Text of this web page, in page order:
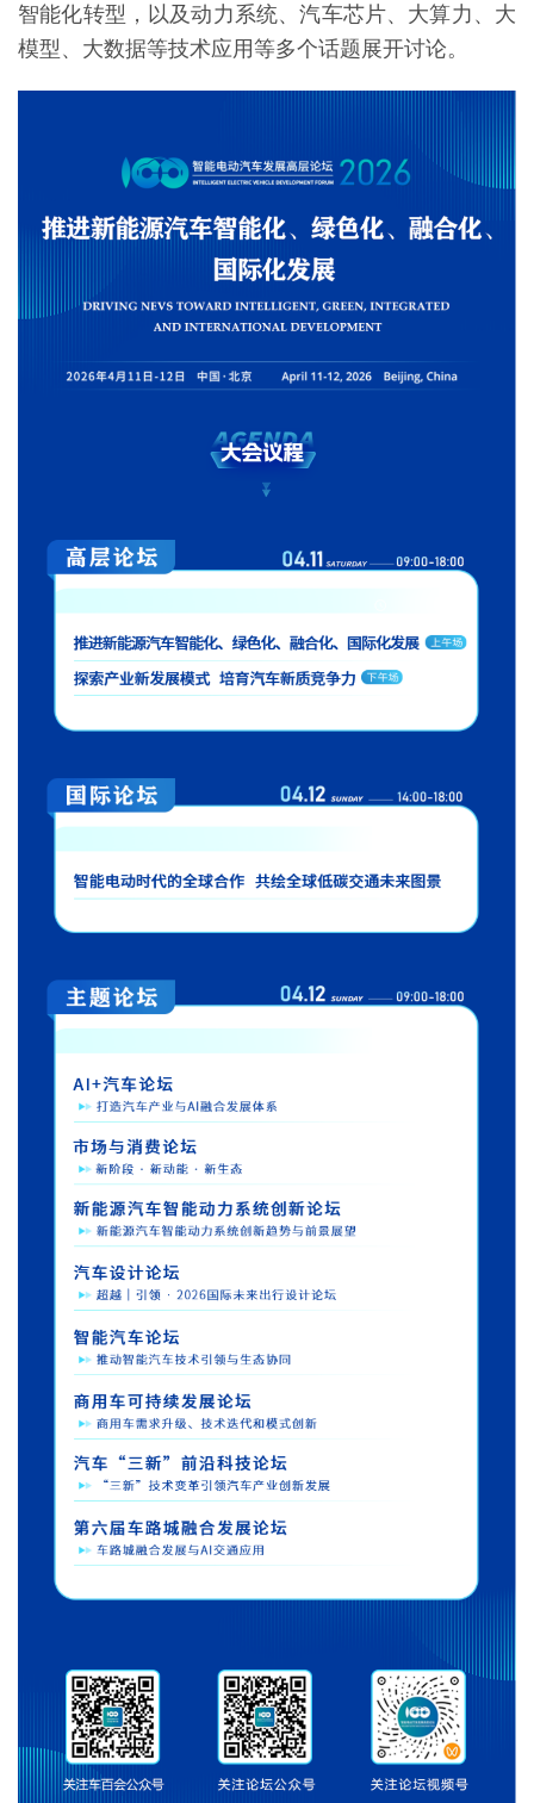
智能化转型，以及动力系统、汽车芯片、大算力、大
模型、大数据等技术应用等多个话题展开讨论。